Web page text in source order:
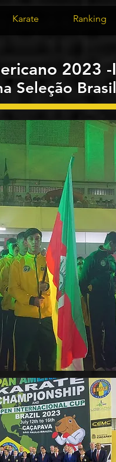
2023 -
Seleção
Karate Ranking